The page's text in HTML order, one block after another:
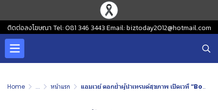
ติดต่อลงโฆษณา Tel: 081 346 3443 Email: biztoday2012@hotmail.com
Home ... หน้าแรก แอมเวย์ ตอกย้ำผู้นำเทรนด์สุขภาพ เปิดเวที “BodyKey Challenge ครั้งที่ 12” ชวนคนไทยสร้างปรากฏการณ์สุขภาพดีระยะยาว พร้อมลุ้นรางวัลรวมกว่า 15 ล้านบาท